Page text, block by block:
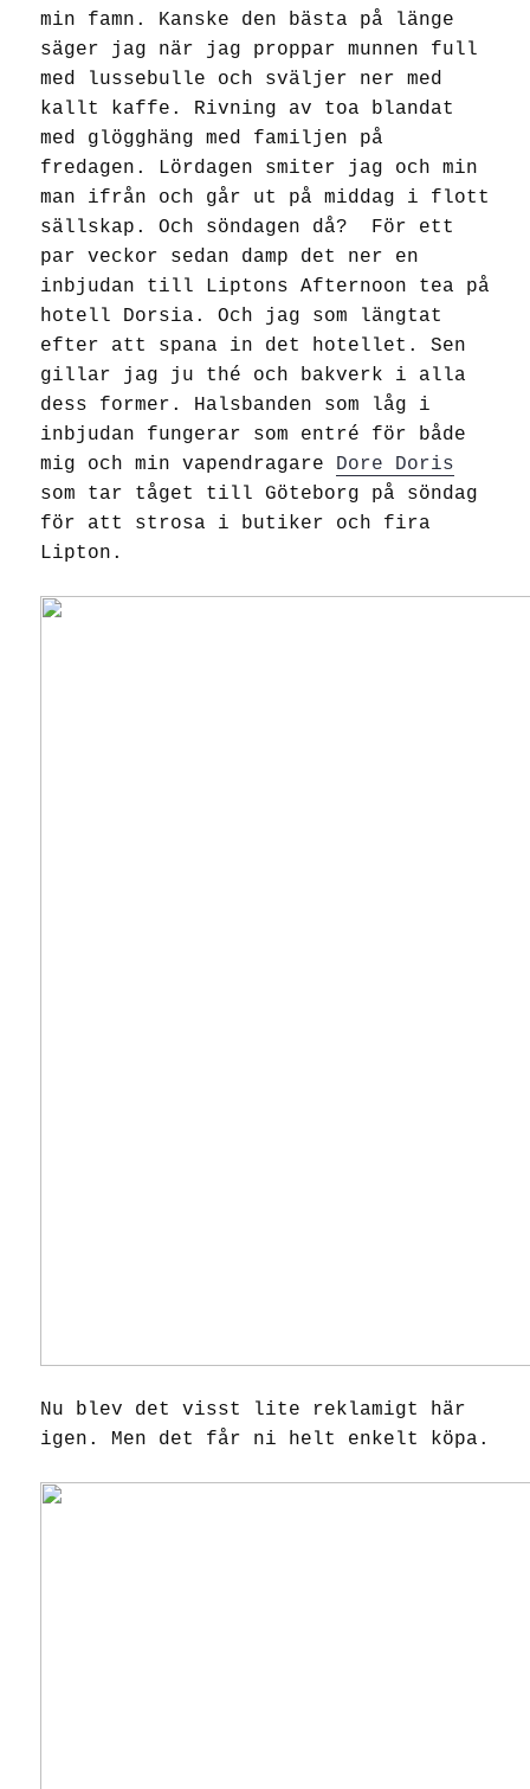
min famn. Kanske den bästa på länge
säger jag när jag proppar munnen full
med lussebulle och sväljer ner med
kallt kaffe. Rivning av toa blandat
med glögghäng med familjen på
fredagen. Lördagen smiter jag och min
man ifrån och går ut på middag i flott
sällskap. Och söndagen då? För ett
par veckor sedan damp det ner en
inbjudan till Liptons Afternoon tea på
hotell Dorsia. Och jag som längtat
efter att spana in det hotellet. Sen
gillar jag ju thé och bakverk i alla
dess former. Halsbanden som låg i
inbjudan fungerar som entré för både
mig och min vapendragare Dore Doris
som tar tåget till Göteborg på söndag
för att strosa i butiker och fira
Lipton.
Nu blev det visst lite reklamigt här
igen. Men det får ni helt enkelt köpa.